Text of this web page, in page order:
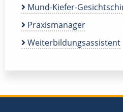
Mund-Kiefer-
Praxismanager
Weiterbildungsassistent